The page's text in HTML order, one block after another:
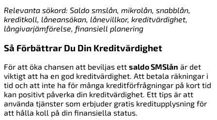
Relevanta sökord: Saldo smslån, mikrolån, snabblån,
kreditkoll, låneansökan, lånevillkor, kreditvärdighet,
långivarjämförelse, finansiell planering
Så Förbättrar Du Din Kreditvärdighet
För att öka chansen att beviljas ett saldo SMSlån är det
viktigt att ha en god kreditvärdighet. Att betala räkningar i
tid och att inte ha för många kreditförfrågningar på kort tid
kan positivt påverka din kreditvärdighet. Ett tips är att
använda tjänster som erbjuder gratis kreditupplysning för
att hålla koll på din finansiella status.